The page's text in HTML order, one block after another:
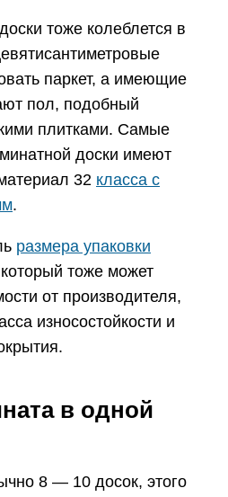
тоже колеблется в
паркет, а имеющие
пол, подобный
плитками. Самые
доски имеют
32 класса с
.
размера упаковки
тоже может
от производителя,
износостойкости и
в одной
8 — 10 досок, этого